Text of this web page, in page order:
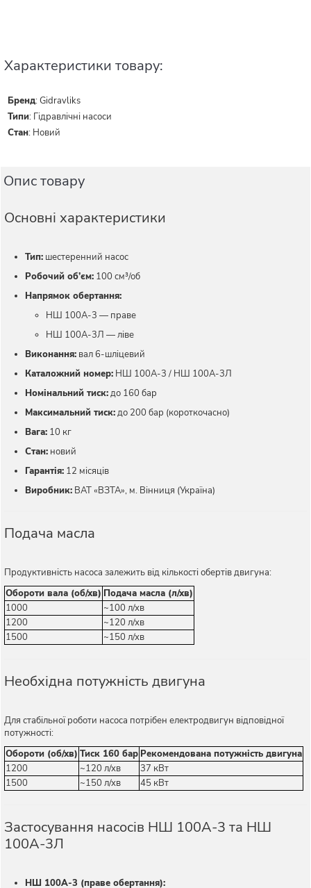
Характеристики товару:
Бренд:Gidravliks
Типи: Гідравлічні насоси
Стан: Новий
Опис товару
Основні характеристики
Тип: шестеренний насос
Робочий об’єм: 100 см³/об
Напрямок обертання:
НШ 100А-3 — праве
НШ 100А-3Л — ліве
Виконання: вал 6-шліцевий
Каталожний номер: НШ 100А-3 / НШ 100А-3Л
Номінальний тиск:до 160 бар
Максимальний тиск:до 200 бар (короткочасно)
Вага: 10 кг
Стан: новий
Гарантія: 12 місяців
Виробник: ВАТ «ВЗТА», м. Вінниця (Україна)
Подача масла
Продуктивність насоса залежить від кількості обертів двигуна:
Обороти вала (об/хв) Подача масла (л/хв)
1000
~100 л/хв
1200
~120 л/хв
1500
~150 л/хв
Необхідна потужність двигуна
Для стабільної роботи насоса потрібен електродвигун відповідної
потужності:
Обороти (об/хв) Тиск 160 бар Рекомендована потужність двигуна
1200
~120 л/хв
37 кВт
1500
~150 л/хв 45 кВт
Застосування насосів НШ 100А-3 та НШ
100А-3Л
НШ 100А-3 (праве обертання):